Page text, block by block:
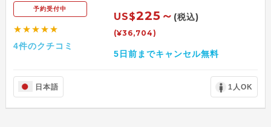
予約受付中
★★★★★
4件のクチコミ
US$225～ (税込)
(¥36,704)
5日前までキャンセル無料
日本語 1人OK